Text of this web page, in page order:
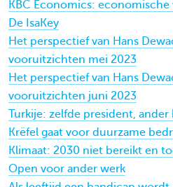
KBC Economics:
De IsaKey
Het perspectief van Hans
vooruitzichten mei 2023
Het perspectief van Hans
vooruitzichten juni 2023
Turkije: zelfde president, ander
Krëfel gaat voor duurzame
Klimaat: 2030 niet bereikt en
Open voor ander werk